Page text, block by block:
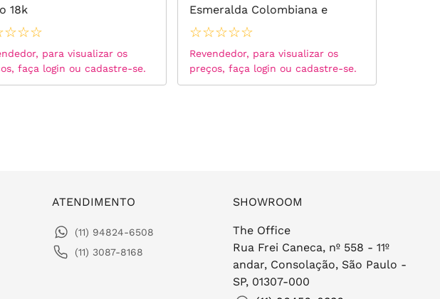
18k
☆☆☆
para visualizar os
faça login ou cadastre-se.
Esmeralda Colombiana e
Zircônias Brancas - Prata 925
☆☆☆☆☆
Revendedor, para visualizar os
preços, faça login ou cadastre-se.
ATENDIMENTO
(11) 94824-6508
(11) 3087-8168
SHOWROOM
The Office
Rua Frei Caneca, nº 558 - 11º
andar, Consolação, São Paulo -
SP, 01307-000